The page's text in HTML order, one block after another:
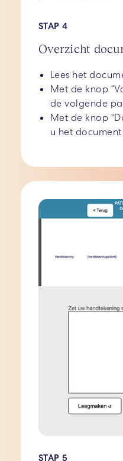
STAP 4
Overzicht
Lees het
Met de knop
de volgende
Met de knop
u het
STAP 5